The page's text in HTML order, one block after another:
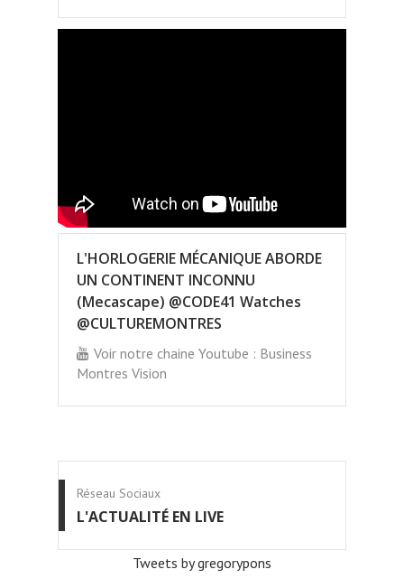
L'HORLOGERIE MÉCANIQUE ABORDE
UN CONTINENT INCONNU
(Mecascape) @CODE41 Watches
@CULTUREMONTRES
Voir notre chaine Youtube : Business
Montres Vision
Réseau Sociaux
L'ACTUALITÉ EN LIVE
Tweets by gregorypons